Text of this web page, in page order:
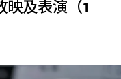
及表演（1